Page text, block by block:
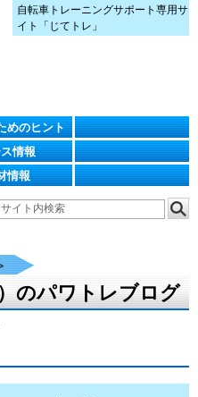
自転車トレーニングサポート専用サ
イト「じてトレ」
めのヒント
情報
情報
のパワトレブログ